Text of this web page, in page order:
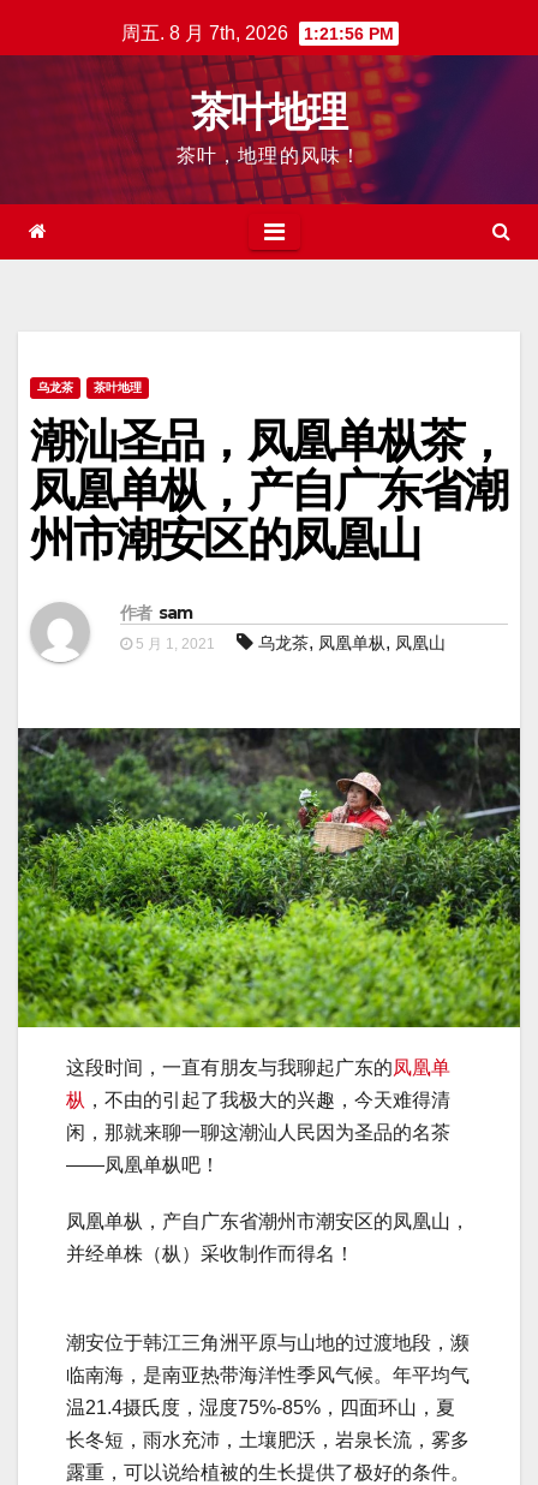
至
周五. 8 月 7th, 2026 1:21:57 PM
茶叶地理
茶叶，地理的风味！
乌龙茶 茶叶地理
潮汕圣品，凤凰单枞茶，
凤凰单枞，产自广东省潮
州市潮安区的凤凰山
作者 sam
5 月 1, 2021 乌龙茶, 凤凰单枞, 凤凰山
这段时间，一直有朋友与我聊起广东的凤凰单
枞 ，不由的引起了我极大的兴趣，今天难得清
闲，那就来聊一聊这潮汕人民因为圣品的名茶
——凤凰单枞吧！
凤凰单枞，产自广东省潮州市潮安区的凤凰山，
并经单株（枞）采收制作而得名！
潮安位于韩江三角洲平原与山地的过渡地段，濒
临南海，是南亚热带海洋性季风气候。年平均气
温21.4摄氏度，湿度75%-85%，四面环山，夏
长冬短，雨水充沛，土壤肥沃，岩泉长流，雾多
露重，可以说给植被的生长提供了极好的条件。